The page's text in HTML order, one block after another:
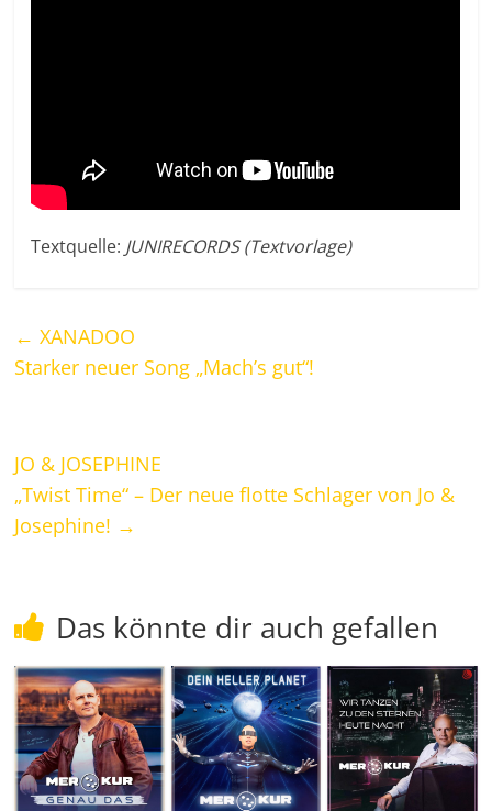
Textquelle: JUNIRECORDS (Textvorlage)
← XANADOO
Starker neuer Song „Mach’s gut“!
JO & JOSEPHINE
„Twist Time“ – Der neue flotte Schlager von Jo &
Josephine! →
Das könnte dir auch gefallen